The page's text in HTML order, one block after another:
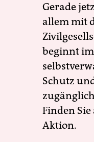
Gerade
allem mit
beginnt
Schutz
Finden
Aktion.